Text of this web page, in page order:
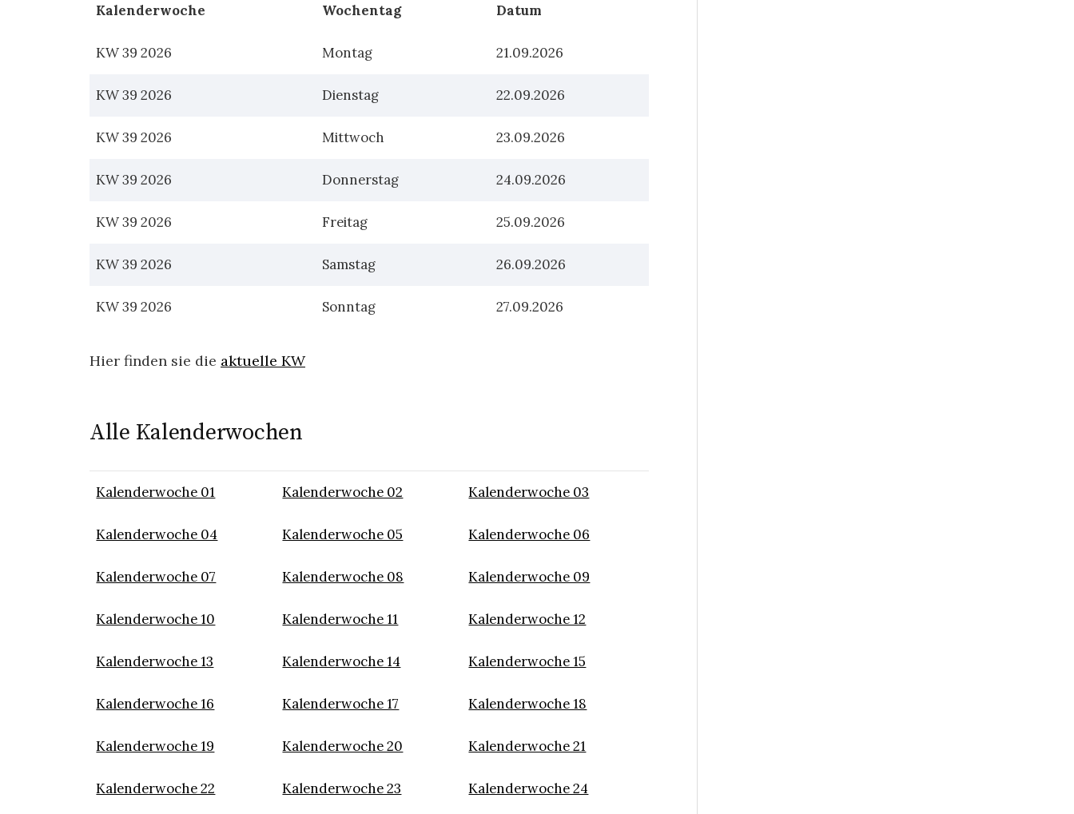
Kalenderwoche Wochentag Datum
KW 39 2026 Montag 21.09.2026
KW 39 2026 Dienstag 22.09.2026
KW 39 2026 Mittwoch 23.09.2026
KW 39 2026 Donnerstag 24.09.2026
KW 39 2026 Freitag 25.09.2026
KW 39 2026 Samstag 26.09.2026
KW 39 2026 Sonntag 27.09.2026
Hier finden sie die aktuelle KW
Alle Kalenderwochen
Kalenderwoche 01 Kalenderwoche 02 Kalenderwoche 03
Kalenderwoche 04 Kalenderwoche 05 Kalenderwoche 06
Kalenderwoche 07 Kalenderwoche 08 Kalenderwoche 09
Kalenderwoche 10 Kalenderwoche 11 Kalenderwoche 12
Kalenderwoche 13 Kalenderwoche 14 Kalenderwoche 15
Kalenderwoche 16 Kalenderwoche 17 Kalenderwoche 18
Kalenderwoche 19 Kalenderwoche 20 Kalenderwoche 21
Kalenderwoche 22 Kalenderwoche 23 Kalenderwoche 24